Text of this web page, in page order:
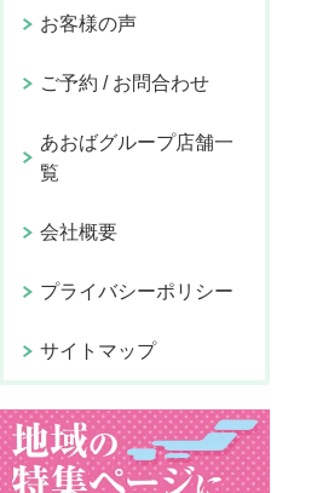
お客様の声
ご予約 / お問合わせ
あおばグループ店舗一
覧
会社概要
プライバシーポリシー
サイトマップ